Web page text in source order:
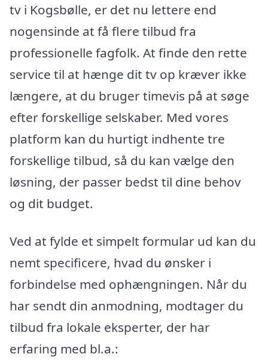
tv i Kogsbølle, er det nu lettere end
nogensinde at få flere tilbud fra
professionelle fagfolk. At finde den rette
service til at hænge dit tv op kræver ikke
længere, at du bruger timevis på at søge
efter forskellige selskaber. Med vores
platform kan du hurtigt indhente tre
forskellige tilbud, så du kan vælge den
løsning, der passer bedst til dine behov
og dit budget.
Ved at fylde et simpelt formular ud kan du
nemt specificere, hvad du ønsker i
forbindelse med ophængningen. Når du
har sendt din anmodning, modtager du
tilbud fra lokale eksperter, der har
erfaring med bl.a.: